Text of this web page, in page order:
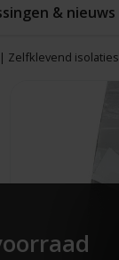
& nieuws
Zelfklevend